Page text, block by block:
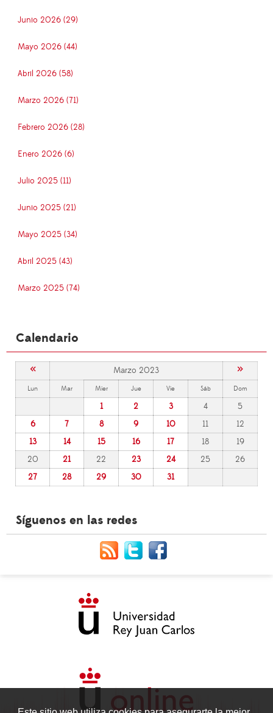
Junio 2026 (29)
Mayo 2026 (44)
Abril 2026 (58)
Marzo 2026 (71)
Febrero 2026 (28)
Enero 2026 (6)
Julio 2025 (11)
Junio 2025 (21)
Mayo 2025 (34)
Abril 2025 (43)
Marzo 2025 (74)
Calendario
« Marzo 2023 »
Lun Mar Mier Jue Vie Sáb Dom
1 2 3 4
5
6
7 8 9 10 11
12
13
14 15 16 17 18
19
20
21 22 23 24 25
26
27
28 29 30 31
Síguenos en las redes